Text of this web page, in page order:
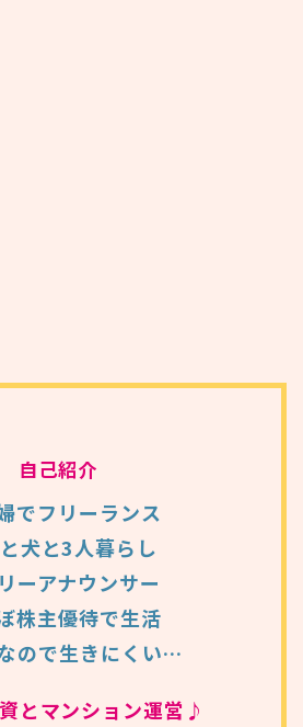
自己紹介
でフリーランス
犬と3人暮らし
ーアナウンサー
株主優待で生活
ので生きにくい…
とマンション運営♪